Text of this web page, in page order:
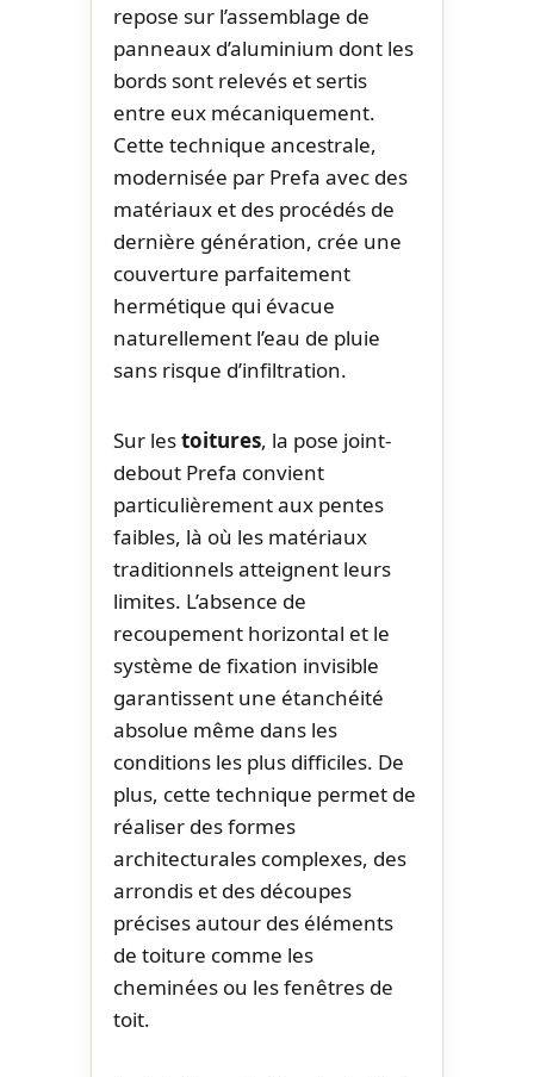
repose sur l’assemblage de
panneaux d’aluminium dont les
bords sont relevés et sertis
entre eux mécaniquement.
Cette technique ancestrale,
modernisée par Prefa avec des
matériaux et des procédés de
dernière génération, crée une
couverture parfaitement
hermétique qui évacue
naturellement l’eau de pluie
sans risque d’infiltration.
Sur lestoitures, la pose joint-
debout Prefa convient
particulièrement aux pentes
faibles, là où les matériaux
traditionnels atteignent leurs
limites. L’absence de
recoupement horizontal et le
système de fixation invisible
garantissent une étanchéité
absolue même dans les
conditions les plus difficiles. De
plus, cette technique permet de
réaliser des formes
architecturales complexes, des
arrondis et des découpes
précises autour des éléments
de toiture comme les
cheminées ou les fenêtres de
toit.